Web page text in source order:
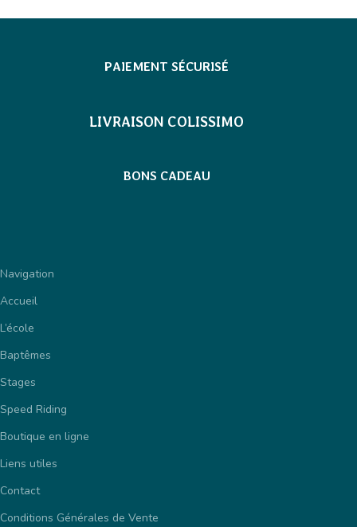
PAIEMENT SÉCURISÉ
LIVRAISON COLISSIMO
BONS CADEAU
Navigation
Accueil
L’école
Baptêmes
Stages
Speed Riding
Boutique en ligne
Liens utiles
Contact
Conditions Générales de Vente